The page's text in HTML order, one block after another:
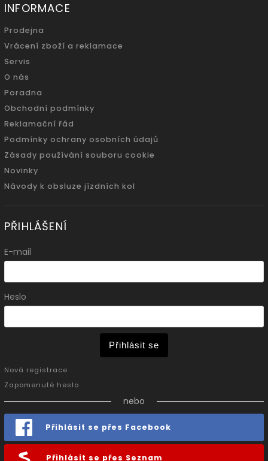
INFORMACE
Prodejna
Vrácení zboží a reklamace
Servis
O nás
Poradna
Obchodní podmínky
Reklamační řád
Podmínky ochrany osobních údajů
Zásady používání souboru cookie
Novinky
Návody k obsluze jízdních kol
PŘIHLÁŠENÍ
E-mail
Heslo
Přihlásit se
Nová registrace
Zapomenuté heslo
nebo
Přihlásit se přes Facebook
Přihlásit se přes Seznam